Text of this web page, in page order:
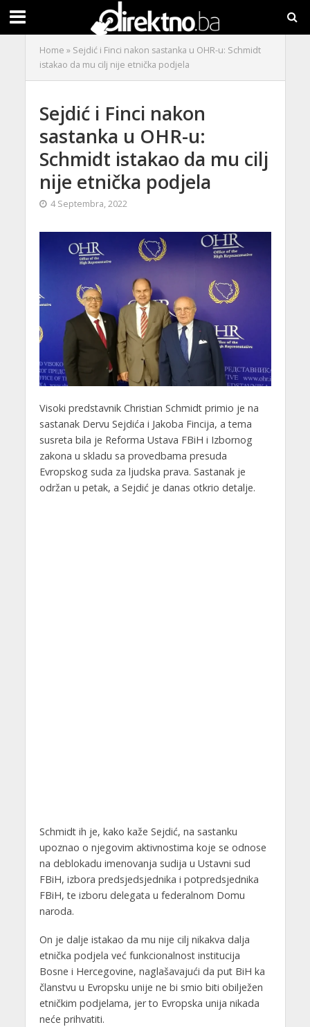
Home » Sejdić i Finci nakon sastanka u OHR-u: Schmidt
istakao da mu cilj nije etnička podjela
Sejdić i Finci nakon
sastanka u OHR-u:
Schmidt istakao da mu cilj
nije etnička podjela
4 Septembra, 2022
Visoki predstavnik Christian Schmidt primio je na
sastanak Dervu Sejdića i Jakoba Fincija, a tema
susreta bila je Reforma Ustava FBiH i Izbornog
zakona u skladu sa provedbama presuda
Evropskog suda za ljudska prava. Sastanak je
održan u petak, a Sejdić je danas otkrio detalje.
Schmidt ih je, kako kaže Sejdić, na sastanku
upoznao o njegovim aktivnostima koje se odnose
na deblokadu imenovanja sudija u Ustavni sud
FBiH, izbora predsjedsjednika i potpredsjednika
FBiH, te izboru delegata u federalnom Domu
naroda.
On je dalje istakao da mu nije cilj nikakva dalja
etnička podjela već funkcionalnost institucija
Bosne i Hercegovine, naglašavajući da put BiH ka
članstvu u Evropsku unije ne bi smio biti obilježen
etničkim podjelama, jer to Evropska unija nikada
neće prihvatiti.